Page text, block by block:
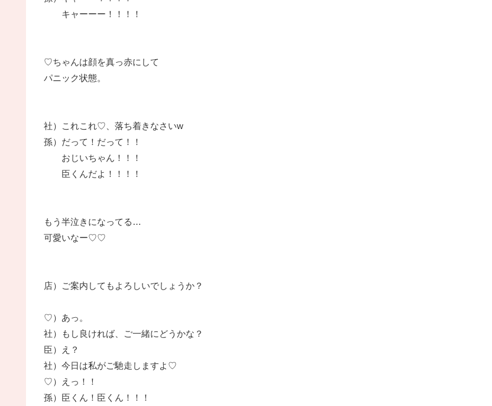
キャーーー！！！！
♡ちゃんは顔を真っ赤にして
パニック状態。
社）これこれ♡、落ち着きなさいw
孫）だって！だって！！
おじいちゃん！！！
臣くんだよ！！！！
もう半泣きになってる…
可愛いなー♡♡
店）ご案内してもよろしいでしょうか？
♡）あっ。
社）もし良ければ、ご一緒にどうかな？
臣）え？
社）今日は私がご馳走しますよ♡
♡）えっ！！
孫）臣くん！臣くん！！！